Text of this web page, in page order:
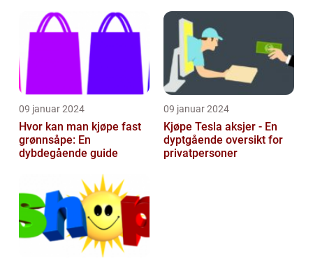
09 januar 2024
Hvor kan man kjøpe fast
grønnsåpe: En
dybdegående guide
09 januar 2024
Kjøpe Tesla aksjer - En
dyptgående oversikt for
privatpersoner